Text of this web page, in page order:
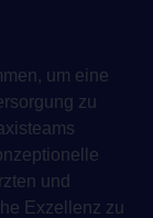
um eine
zu
und
Exzellenz zu